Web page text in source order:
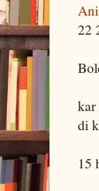
22
kar
di
15